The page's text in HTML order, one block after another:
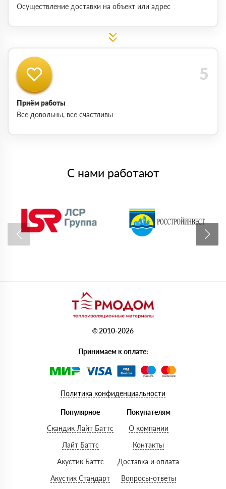
Осуществление доставки на объект или адрес
Приём работы
Все довольны, все счастливы
С нами работают
© 2010-2026
Принимаем к оплате:
Политика конфиденциальности
Популярное
Скандик Лайт Баттс
Лайт Баттс
Акустик Баттс
Акустик Стандарт
Покупателям
О компании
Контакты
Доставка и оплата
Вопросы-ответы